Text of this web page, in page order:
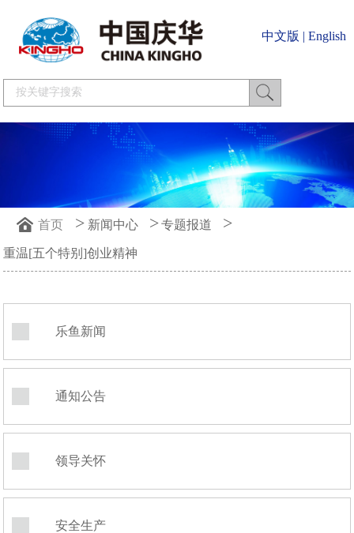
中文版 | English
首页 > 新闻中心 > 专题报道 >
重温[五个特别]创业精神
乐鱼新闻
通知公告
领导关怀
安全生产